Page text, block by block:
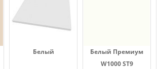
Белый
Белый Премиум
W1000 ST9